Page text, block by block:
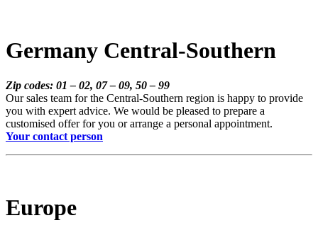
Germany Central-Southern
Zip codes: 01 – 02, 07 – 09, 50 – 99
Our sales team for the Central-Southern region is happy to provide
you with expert advice. We would be pleased to prepare a
customised offer for you or arrange a personal appointment.
Your contact person
Europe